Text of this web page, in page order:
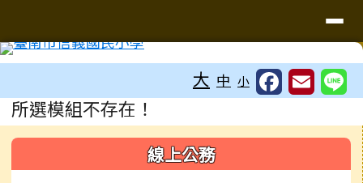
大 中 小
主內容區域
所選模組不存在！
左邊區域內容 線上公務
頁尾區域